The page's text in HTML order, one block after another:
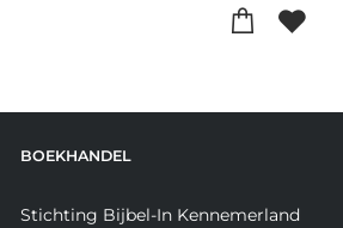
BOEKHANDEL
Stichting Bijbel-In Kennemerland